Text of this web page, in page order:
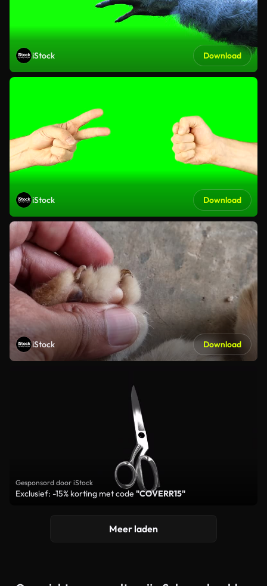
iStock Download
iStock Download
iStock Download
Gesponsord door iStock
Exclusief: -15% korting met code "COVERR15"
Meer laden